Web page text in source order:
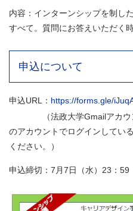
内容：インターンシップを制し
すべて。質問にお答えいただく
申込について
申込URL： https://forms.gle/
（法政大学Gmailアカウン
のアカウントでログインしてい
ください。）
申込締切：7月7日（水）23：59